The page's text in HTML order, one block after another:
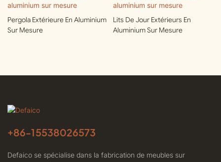
Pergola Extérieure En Aluminium
Sur Mesure
Lits De Jour Extérieurs En
Aluminium Sur Mesure
+86-15538026573
Defaico se spécialise dans la fabrication de meubles sur